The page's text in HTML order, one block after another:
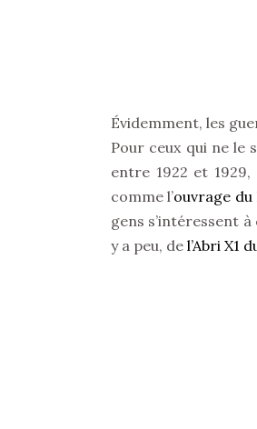
Évidemment, les
Pour ceux qui ne le
entre 1922 et
comme l’ouvrage
gens s’intéressent
y a peu, de l’Abri X1